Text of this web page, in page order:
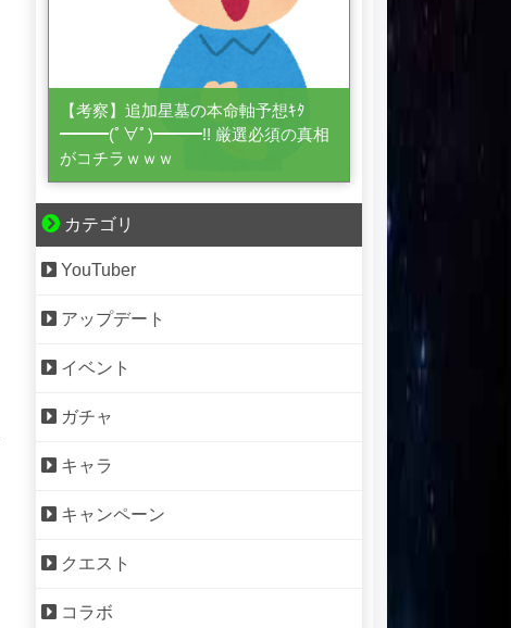
【考察】追加星墓の本命軸予想ｷﾀ
━━━(ﾟ∀ﾟ)━━━!! 厳選必須の真相
がコチラｗｗｗ
カテゴリ
YouTuber
アップデート
イベント
ガチャ
キャラ
キャンペーン
クエスト
コラボ